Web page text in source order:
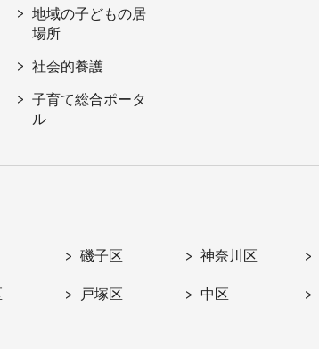
地域の子どもの居
場所
社会的養護
子育て総合ポータ
ル
磯子区 神奈川区
戸塚区 中区